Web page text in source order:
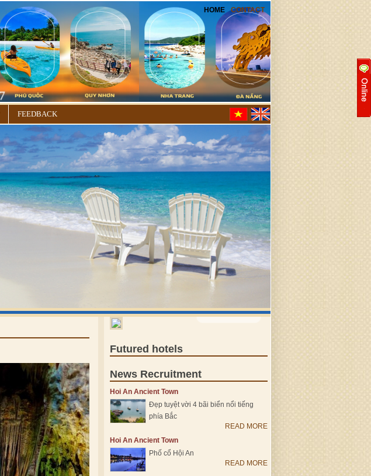
HOME CONTACT
FEEDBACK
VIEW MORE >
Futured hotels
News Recruitment
Hoi An Ancient Town
Đẹp tuyệt vời 4 bãi biển nổi tiếng
phía Bắc
READ MORE
Hoi An Ancient Town
Phố cổ Hội An
READ MORE